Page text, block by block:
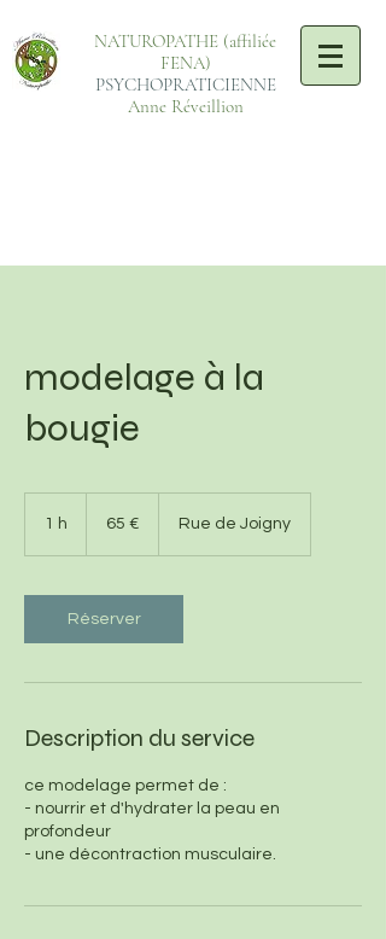
NATUROPATHE (affiliée
FENA)
PSYCHOPRATICIENNE
Anne Réveillion
modelage à la
bougie
1 h 65 € Rue de Joigny
Réserver
Description du service
ce modelage permet de :
- nourrir et d'hydrater la peau en
profondeur
- une décontraction musculaire.